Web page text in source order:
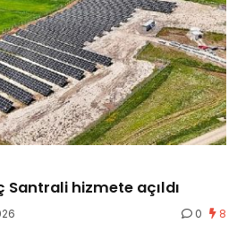
Santrali hizmete açıldı
0 8